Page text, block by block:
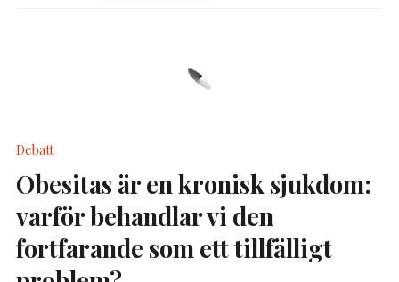
Debatt
Obesitas är en kronisk sjukdom:
varför behandlar vi den
fortfarande som ett tillfälligt